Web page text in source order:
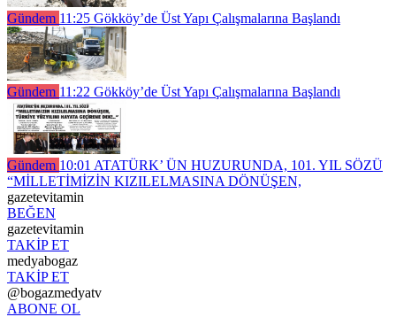
Gündem 11:25 Gökköy’de Üst Yapı Çalışmalarına Başlandı
Gündem 11:22 Gökköy’de Üst Yapı Çalışmalarına Başlandı
Gündem 10:01 ATATÜRK’ ÜN HUZURUNDA, 101. YIL SÖZÜ
“MİLLETİMİZİN KIZILELMASINA DÖNÜŞEN,
gazetevitamin
BEĞEN
gazetevitamin
TAKİP ET
medyabogaz
TAKİP ET
@bogazmedyatv
ABONE OL